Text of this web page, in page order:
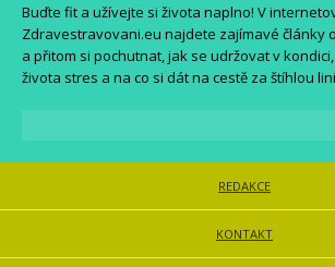
Buďte fit a užívejte si života naplno! V
Zdravestravovani.eu najdete zajímavé články
a přitom si pochutnat, jak se udržovat v
života stres a na co si dát na cestě za štíhlou
REDAKCE
KONTAKT